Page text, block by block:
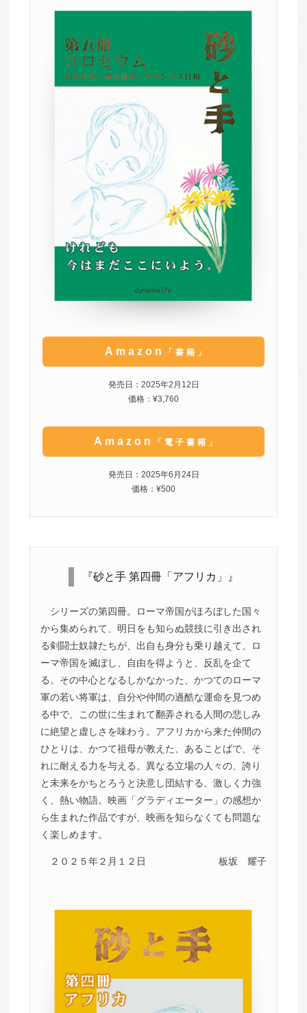
Amazon 「書籍」
発売日：2025年2月12日
価格：¥3,760
Amazon 「電子書籍」
発売日：2025年6月24日
価格：¥500
『砂と手 第四冊「アフリカ」』
シリーズの第四冊。ローマ帝国がほろぼした国々
から集められて、明日をも知らぬ競技に引き出され
る剣闘士奴隷たちが、出自も身分も乗り越えて、ロ
ーマ帝国を滅ぼし、自由を得ようと、反乱を企て
る。その中心となるしかなかった、かつてのローマ
軍の若い将軍は、自分や仲間の過酷な運命を見つめ
る中で、この世に生まれて翻弄される人間の悲しみ
に絶望と虚しさを味わう。アフリカから来た仲間の
ひとりは、かつて祖母が教えた、あることばで、そ
れに耐える力を与える。異なる立場の人々の、誇り
と未来をかちとろうと決意し団結する、激しく力強
く、熱い物語。映画「グラディエーター」の感想か
ら生まれた作品ですが、映画を知らなくても問題な
く楽しめます。
２０２５年２月１２日 板坂 耀子